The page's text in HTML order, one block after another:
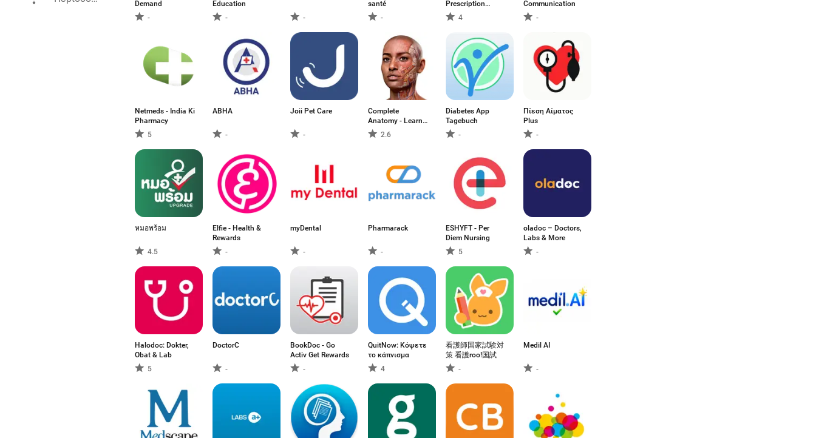
Demand
-
Education
-
-
santé
-
Prescription
Coupons
4
Communication
-
Netmeds - India Ki
Pharmacy
5
ABHA
-
Joii Pet Care
-
Complete
Anatomy - Learn
in 3D2.6
Diabetes App
Tagebuch
-
Πίεση Αίματος
Plus
-
หมอพร้อม
4.5
Elfie - Health &
Rewards
-
myDental
-
Pharmarack
-
ESHYFT - Per
Diem Nursing
5
oladoc – Doctors,
Labs & More
-
Halodoc: Dokter,
Obat & Lab
5
DoctorC
-
BookDoc - Go
Activ Get Rewards
-
QuitNow: Κόψετε
το κάπνισμα
4
看護師国家試験対
策 看護roo!国試
-
Medil AI
-